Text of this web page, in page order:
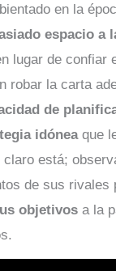
en la
espacio a
lugar de confiar
robar la carta
de
idóneaque
está;
de sus rivales
objetivos a la